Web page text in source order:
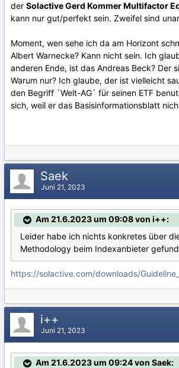
der Solactive Gerd Kommer Multifactor
kann nur gut/perfekt sein. Zweifel sind
Moment, wen sehe ich da am Horizont
Albert Warnecke? Kann nicht sein. Ich
anderen Ende, ist das Andreas Beck? Der
Warum nur? Ich glaube, der ist vielleicht
den Begriff ´Welt-AG´ für seinen ETF
sich, weil er das Basisinformationsblatt
Saek
Juni 21, 2023
Am 21.6.2023 um 09:08 von i++:
Leider habe ich nichts konkretes über
Methodology beim Indexanbieter
https://solactive.com/downloads/
i++
Juni 21, 2023
Am 21.6.2023 um 09:24 von Saek: